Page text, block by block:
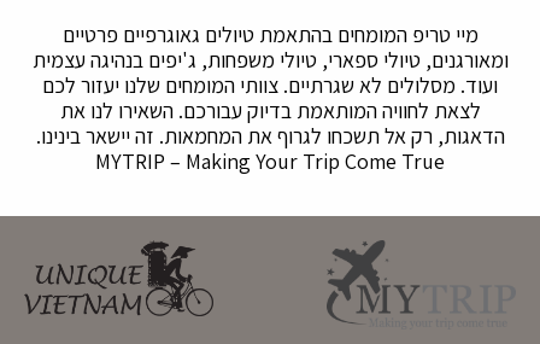
מיי טריפ המומחים בהתאמת טיולים גאוגרפיים פרטיים
ומאורגנים, טיולי ספארי, טיולי משפחות, ג'יפים בנהיגה עצמית
ועוד. מסלולים לא שגרתיים. צוותי המומחים שלנו יעזור לכם
לצאת לחוויה המותאמת בדיוק עבורכם. השאירו לנו את
הדאגות, רק אל תשכחו לגרוף את המחמאות. זה יישאר בינינו.
MYTRIP – Making Your Trip Come True